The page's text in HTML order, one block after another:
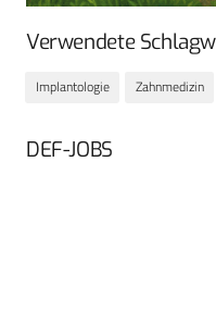
Verwendete
Implantologie Zahnmedizin
DEF-JOBS